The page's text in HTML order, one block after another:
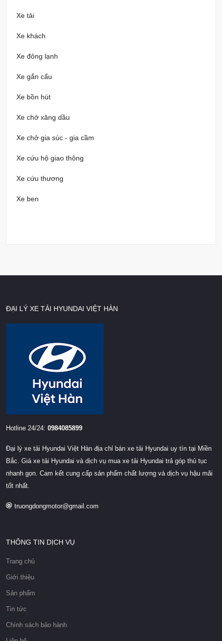
Xe tải
Xe khách
Xe đông lạnh
Xe gắn cẩu
Xe bồn hút
Xe chở xăng dầu
Xe chở gia súc - gia cầm
Xe cứu hộ giao thông
Xe cứu thương
Xe ben
ĐẠI LÝ XE TẢI HYUNDAI VIỆT HÀN
Hotline 24/24: 0984085899
Đại lý xe tải Hyundai Việt Hàn địa chỉ bán xe tải Hyundai uy tín tại Miền
Bắc. Giá xe tải Hyundai và dịch vụ mua xe tải Hyundai trả góp thủ tục
nhanh gọn. Cam kết cung cấp sản phẩm chất lượng và dịch vụ hậu mãi
tốt nhất.
truongdongmotor@gmail.com
THÔNG TIN DỊCH VỤ
Trang chủ
Giới thiệu
Sản phẩm
Tin tức
Chính sách bảo hành